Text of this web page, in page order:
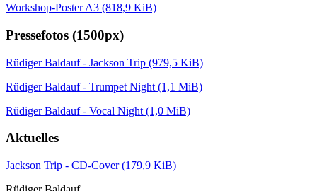
Workshop-Poster A3 (818,9 KiB)
Pressefotos (1500px)
Rüdiger Baldauf - Jackson Trip (979,5 KiB)
Rüdiger Baldauf - Trumpet Night (1,1 MiB)
Rüdiger Baldauf - Vocal Night (1,0 MiB)
Aktuelles
Jackson Trip - CD-Cover(179,9 KiB)